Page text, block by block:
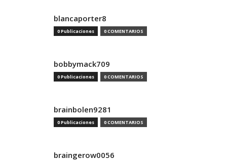
blancaporter8
0 Publicaciones 0 COMENTARIOS
bobbymack709
0 Publicaciones 0 COMENTARIOS
brainbolen9281
0 Publicaciones 0 COMENTARIOS
braingerow0056